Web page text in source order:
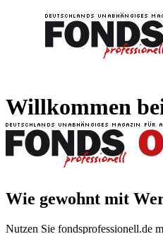
Willkommen
Wie gewohnt mit
Nutzen Sie fondsprofessionell.de